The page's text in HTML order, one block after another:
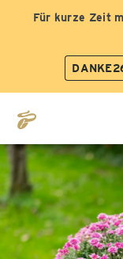
Für kurze Zeit